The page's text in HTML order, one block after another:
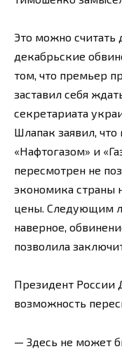
Это можно
декабрьские
том, что премьер
заставил себя
секретариата
Шлапак заявил,
«Нафтогазом» и
пересмотрен не
экономика страны
цены. Следующим
наверное,
позволила
Президент
возможность
— Здесь не может